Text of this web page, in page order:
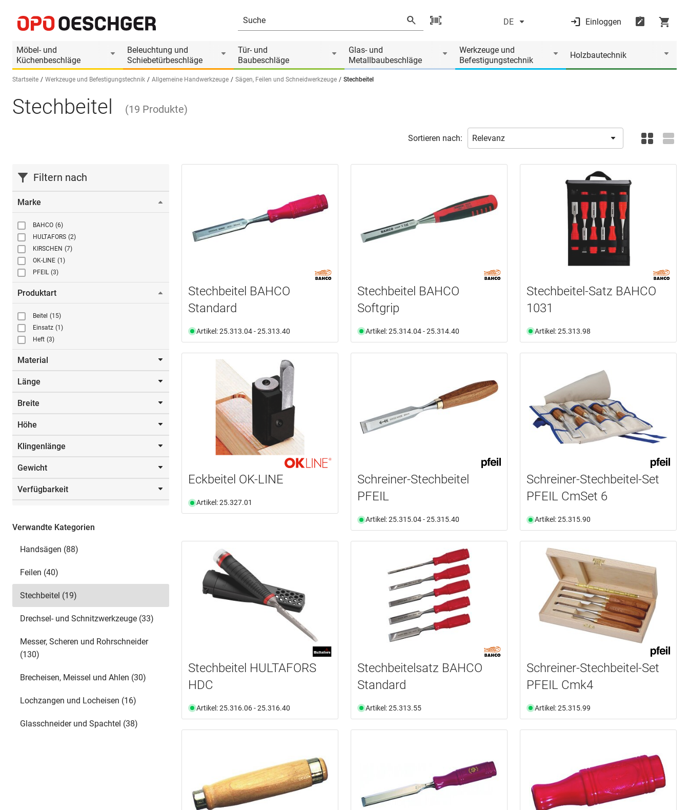
DE Einloggen
Möbel- und
Küchenbeschläge
Beleuchtung und
Schiebetürbeschläge
Tür- und
Baubeschläge
Glas- und
Metallbaubeschläge
Werkzeuge und
Befestigungstechnik
Holzbautechnik
Sprache wählen (DE)
Startseite Werkzeuge und Befestigungstechnik Allgemeine Handwerkzeuge Sägen, Feilen und Schneidwerkzeuge Stechbeitel
Stechbeitel (19 Produkte)
Sortieren nach:
Filtern nach
Marke
BAHCO (6)
HULTAFORS (2)
KIRSCHEN (7)
OK-LINE (1)
PFEIL (3)
Produktart
Beitel (15)
Einsatz (1)
Heft (3)
Material
Nylon
Länge
Breite
Höhe
45.0 mm (1)
Klingenlänge
110.0 mm
Gewicht
0.9 kg (1)
Verfügbarkeit
Verwandte Kategorien
Handsägen (88)
Feilen (40)
Stechbeitel (19)
Drechsel- und Schnitzwerkzeuge (33)
Messer, Scheren und Rohrschneider
(130)
Brecheisen, Meissel und Ahlen (30)
Lochzangen und Locheisen (16)
Glasschneider und Spachtel (38)
Stechbeitel BAHCO
Standard
Artikel: 25.313.04 - 25.313.40
Stechbeitel BAHCO
Softgrip
Artikel: 25.314.04 - 25.314.40
Stechbeitel-Satz BAHCO
1031
Artikel: 25.313.98
Eckbeitel OK-LINE
Artikel: 25.327.01
Schreiner-Stechbeitel
PFEIL
Artikel: 25.315.04 - 25.315.40
Schreiner-Stechbeitel-Set
PFEIL CmSet 6
Artikel: 25.315.90
Stechbeitel HULTAFORS
HDC
Artikel: 25.316.06 - 25.316.40
Stechbeitelsatz BAHCO
Standard
Artikel: 25.313.55
Schreiner-Stechbeitel-Set
PFEIL Cmk4
Artikel: 25.315.99